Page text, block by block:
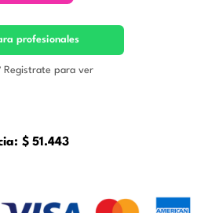
profesionales
Registrate para ver
$ 51.443